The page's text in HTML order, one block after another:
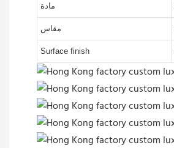
مادة
مقاس
Surface finish